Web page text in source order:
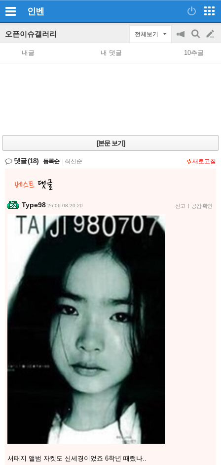
인벤
오픈이슈갤러리 전체보기
공
지
on/off
검
색
글
쓰
내글 내 댓글 10추글
[본문 보기]
댓글(18) 등록순 최신순 새로고침
Type98 26-06-08 20:20 신고 | 공감 확인
서태지 앨범 자켓도 신세경이었죠 6학년 때랬나..